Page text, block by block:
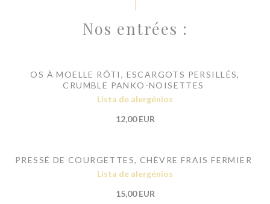
Nos entrées :
OS À MOELLE RÔTI, ESCARGOTS PERSILLÉS,
CRUMBLE PANKO-NOISETTES
Lista de alergénios
12,00 EUR
PRESSÉ DE COURGETTES, CHÈVRE FRAIS FERMIER
Lista de alergénios
15,00 EUR